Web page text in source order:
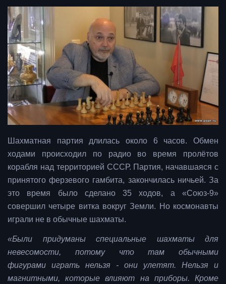
Шахматная партия длилась около 6 часов. Обмен
ходами происходил по радио во время пролётов
корабля над территорией СССР. Партия, начавшаяся с
принятого ферзевого гамбита, закончилась ничьей. За
это время было сделано 35 ходов, а «Союз-9»
совершил четыре витка вокруг Земли. Но космонавты
играли не в обычные шахматы.
«Были придуманы специальные шахматы для
невесомости, потому что там обычными
фигурами играть нельзя - они улетят. Нельзя и
магнитными, которые влияют на приборы. Кроме